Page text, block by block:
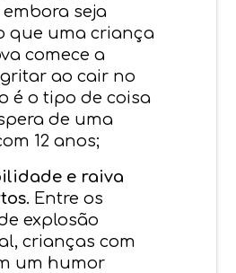
embora seja
que uma criança
comece a
ao cair no
é o tipo de coisa
de uma
12 anos;
e raiva
. Entre os
explosão
crianças com
um humor